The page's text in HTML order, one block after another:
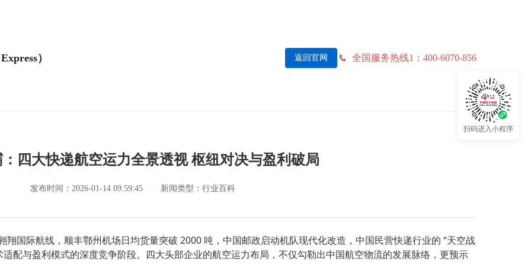
扫码进入小程序
） 返回官网 全国服务热线1：400-6070-856
四大快递航空运力全景透视 枢纽对决与盈利破局
发布时间：2026-01-14 09:59:45 新闻类型：行业百科
际航线，顺丰鄂州机场日均货量突破 2000 吨，中国邮政启动机队现代化改造，中国民营快递行业的 “天空战
配与盈利模式的深度竞争阶段。四大头部企业的航空运力布局，不仅勾勒出中国航空物流的发展脉络，更预示